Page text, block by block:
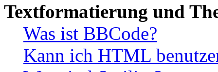
Textformatierung und
Was ist BBCode?
Kann ich HTML